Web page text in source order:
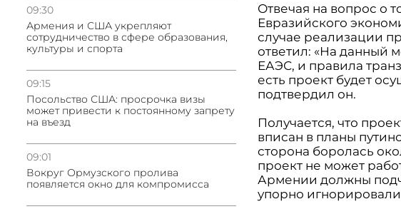
09:30
Армения и США укрепляют
сотрудничество в сфере образования,
культуры и спорта
09:15
Посольство США: просрочка визы
может привести к постоянному запрету
на въезд
09:01
Вокруг Ормузского пролива
появляется окно для компромисса
Отвечая на вопрос о
Евразийского
случае реализации
ответил: «На данный
ЕАЭС, и правила
есть проект будет
подтвердил он.
Получается, что
вписан в планы
сторона боролась
проект не может
Армении должны
упорно